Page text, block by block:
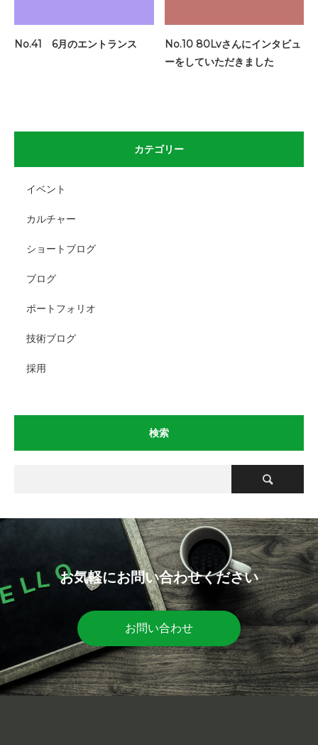
No.41 6月のエントランス
No.10 80Lvさんにインタビュ
ーをしていただきました
カテゴリー
イベント
カルチャー
ショートブログ
ブログ
ポートフォリオ
技術ブログ
採用
検索
お気軽にお問い合わせください
お問い合わせ